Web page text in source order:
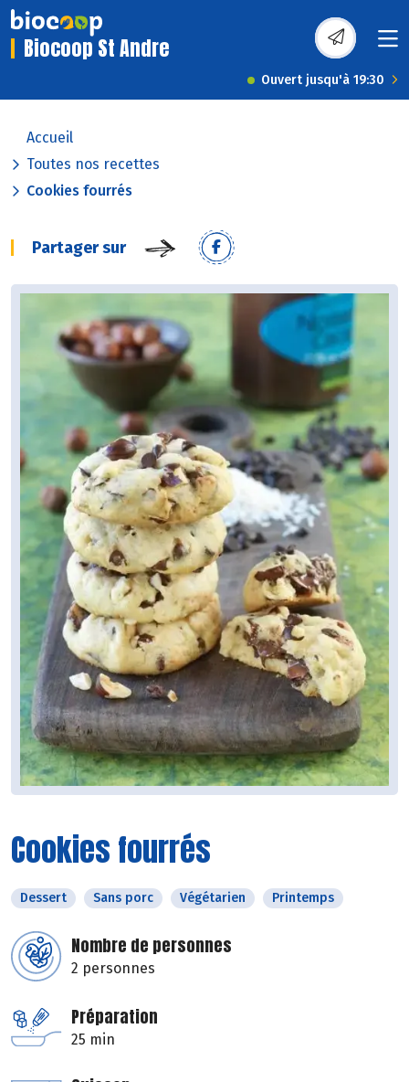
Biocoop St Andre
Ouvert jusqu'à 19:30
Accueil
Toutes nos recettes
Cookies fourrés
Partager sur
Cookies fourrés
Dessert Sans porc Végétarien Printemps
Nombre de personnes
2 personnes
Préparation
25 min